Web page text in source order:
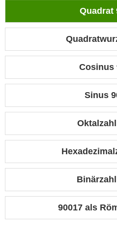
Quadrat
Cosinus
Sinus
90017 als